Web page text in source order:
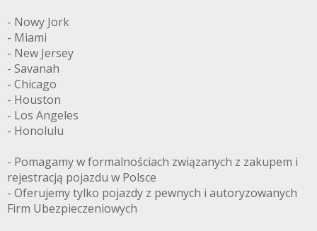
- Nowy Jork
- Miami
- New Jersey
- Savanah
- Chicago
- Houston
- Los Angeles
- Honolulu
- Pomagamy w formalnościach związanych z zakupem i
rejestracją pojazdu w Polsce
- Oferujemy tylko pojazdy z pewnych i autoryzowanych
Firm Ubezpieczeniowych